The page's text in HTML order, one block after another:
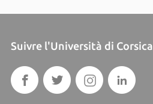
Suivre l'Università di Corsica